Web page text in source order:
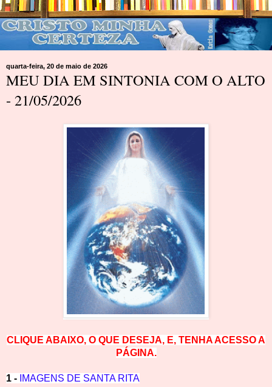
quarta-feira, 20 de maio de 2026
MEU DIA EM SINTONIA COM O ALTO
- 21/05/2026
CLIQUE ABAIXO, O QUE DESEJA, E, TENHA ACESSO A
PÁGINA.
1 - IMAGENS DE SANTA RITA